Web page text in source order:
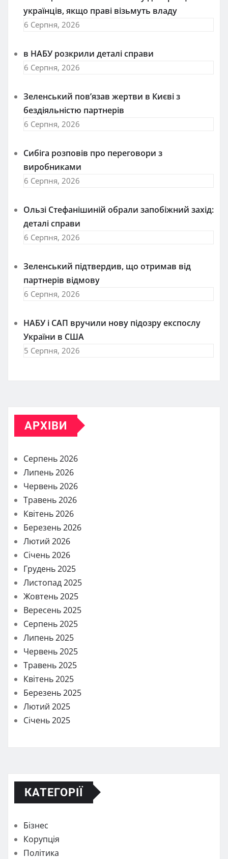
українців, якщо праві візьмуть владу
6 Серпня, 2026
в НАБУ розкрили деталі справи
6 Серпня, 2026
Зеленський пов’язав жертви в Києві з
бездіяльністю партнерів
6 Серпня, 2026
Сибіга розповів про переговори з
виробниками
6 Серпня, 2026
Ользі Стефанішиній обрали запобіжний захід:
деталі справи
6 Серпня, 2026
Зеленський підтвердив, що отримав від
партнерів відмову
6 Серпня, 2026
НАБУ і САП вручили нову підозру експослу
України в США
5 Серпня, 2026
АРХІВИ
Серпень 2026
Липень 2026
Червень 2026
Травень 2026
Квітень 2026
Березень 2026
Лютий 2026
Січень 2026
Грудень 2025
Листопад 2025
Жовтень 2025
Вересень 2025
Серпень 2025
Липень 2025
Червень 2025
Травень 2025
Квітень 2025
Березень 2025
Лютий 2025
Січень 2025
КАТЕГОРІЇ
Бізнес
Корупція
Політика